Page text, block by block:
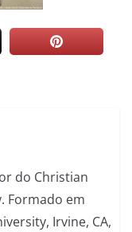
do Christian
Formado em
Irvine, CA,